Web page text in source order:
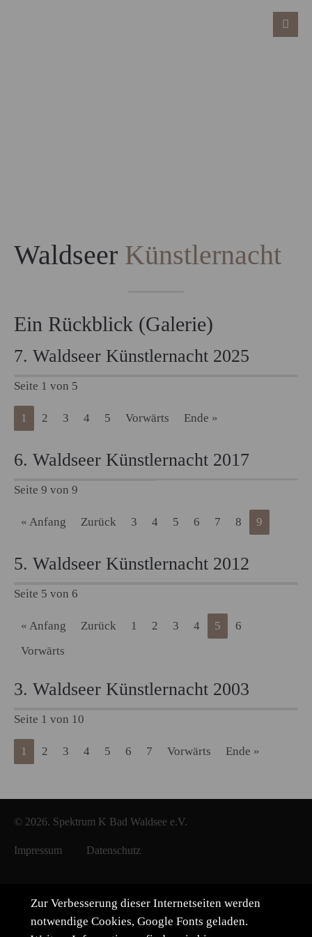
Waldseer Künstlernacht
Ein Rückblick (Galerie)
7. Waldseer Künstlernacht 2025
Seite 1 von 5
1 2 3 4 5 Vorwärts Ende »
6. Waldseer Künstlernacht 2017
Seite 9 von 9
« Anfang Zurück 3 4 5 6 7 8 9
5. Waldseer Künstlernacht 2012
Seite 5 von 6
« Anfang Zurück 1 2 3 4 5
6
Vorwärts
3. Waldseer Künstlernacht 2003
Seite 1 von 10
1 2 3 4 5 6 7 Vorwärts Ende »
© 2026. Spektrum K Bad Waldsee e.V.
Impressum Datenschutz
Zur Verbesserung dieser Internetseiten werden
notwendige Cookies, Google Fonts geladen.